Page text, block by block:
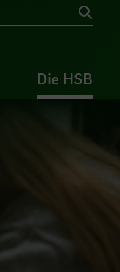
Suche
Die HSB